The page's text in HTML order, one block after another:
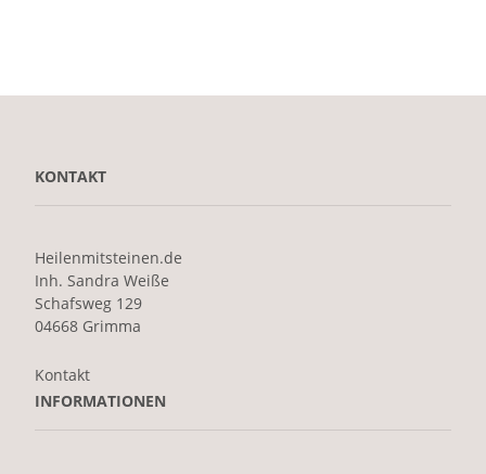
KONTAKT
Heilenmitsteinen.de
Inh. Sandra Weiße
Schafsweg 129
04668 Grimma
Kontakt
INFORMATIONEN